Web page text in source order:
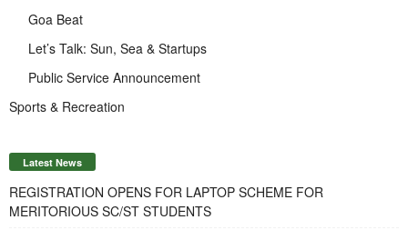
Goa Beat
Let’s Talk: Sun, Sea & Startups
Public Service Announcement
Sports & Recreation
Latest News
REGISTRATION OPENS FOR LAPTOP SCHEME FOR
MERITORIOUS SC/ST STUDENTS